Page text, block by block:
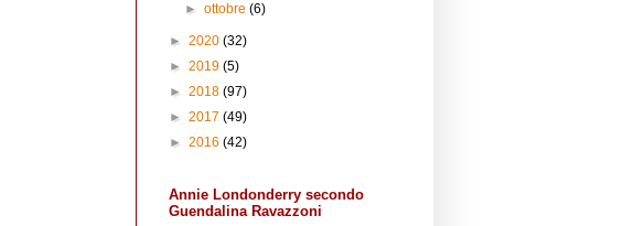
►ottobre(6)
► 2020 (32)
► 2019 (5)
► 2018 (97)
► 2017 (49)
► 2016 (42)
Annie Londonderry secondo
Guendalina Ravazzoni